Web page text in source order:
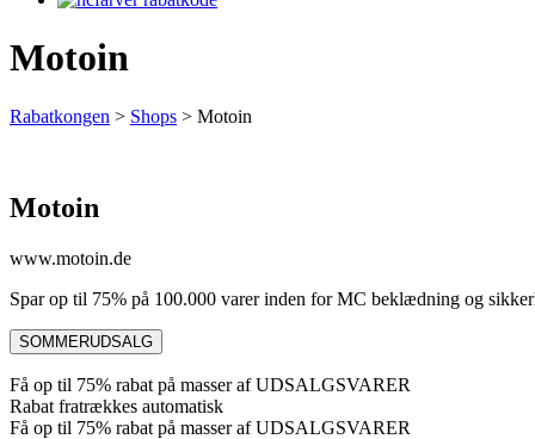
Motoin
Rabatkongen > Shops > Motoin
Motoin
www.motoin.de
Spar op til 75% på 100.000 varer inden for MC beklædning og
Få op til 75% rabat på masser af UDSALGSVARER
Rabat fratrækkes automatisk
Få op til 75% rabat på masser af UDSALGSVARER